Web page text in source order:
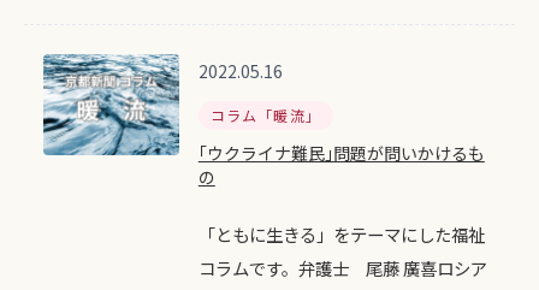
2022.05.16
コラム「暖流」
｢ウクライナ難民｣問題が問いかけるも
の
「ともに生きる」をテーマにした福祉
コラムです。弁護士 尾藤 廣喜ロシア